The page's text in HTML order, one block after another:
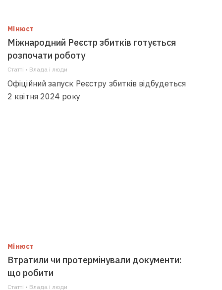
Мінюст
Міжнародний Реєстр збитків готується
розпочати роботу
Статті • Влада i люди
Офіційний запуск Реєстру збитків відбудеться
2 квітня 2024 року
Мінюст
Втратили чи протермінували документи:
що робити
Статті • Влада i люди